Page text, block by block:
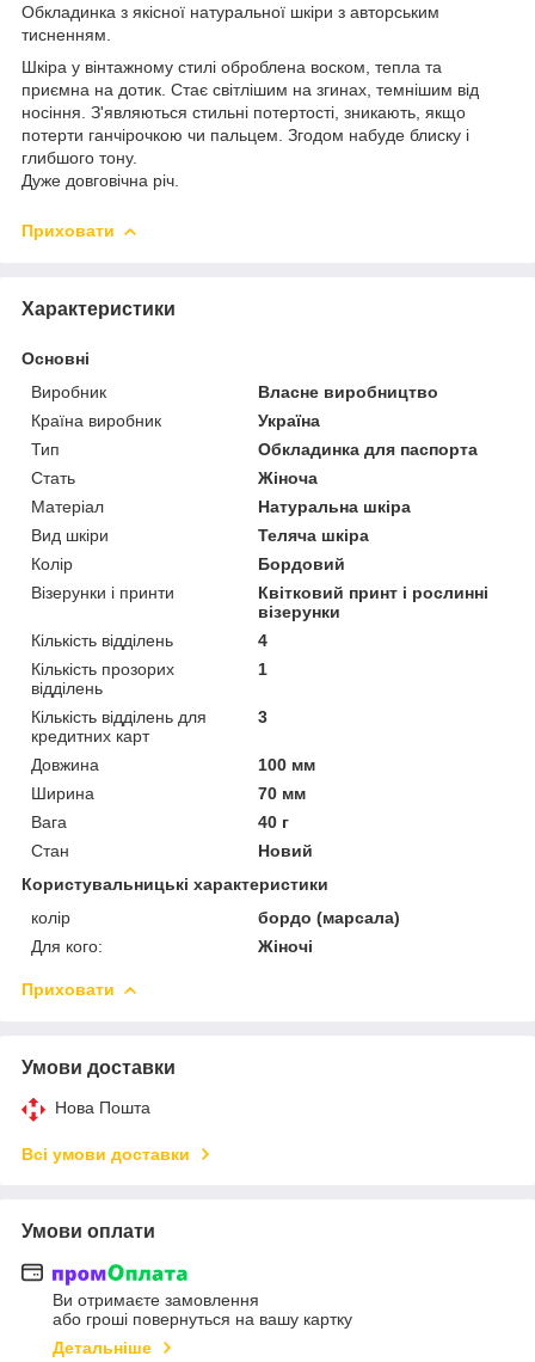
Обкладинка з якісної натуральної шкіри з авторським
тисненням.
Шкіра у вінтажному стилі оброблена воском, тепла та
приємна на дотик. Стає світлішим на згинах, темнішим від
носіння. З'являються стильні потертості, зникають, якщо
потерти ганчірочкою чи пальцем. Згодом набуде блиску і
глибшого тону.
Дуже довговічна річ.
Приховати
Характеристики
Основні
Виробник
Власне виробництво
Країна виробник
Україна
Тип
Обкладинка для паспорта
Стать
Жіноча
Матеріал
Натуральна шкіра
Вид шкіри
Теляча шкіра
Колір
Бордовий
Візерунки і принти
Квітковий принт і рослинні
візерунки
Кількість відділень
4
Кількість прозорих
відділень
1
Кількість відділень для
кредитних карт
3
Довжина
100 мм
Ширина
70 мм
Вага
40 г
Стан
Новий
Користувальницькі характеристики
колір
бордо (марсала)
Для кого:
Жіночі
Приховати
Умови доставки
Нова Пошта
Всі умови доставки
Умови оплати
Ви отримаєте замовлення
або гроші повернуться на вашу картку
Детальніше